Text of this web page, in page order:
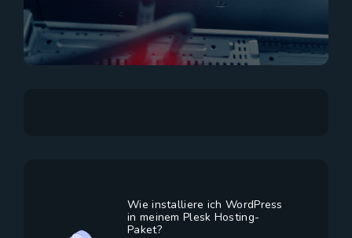
Wie installiere ich WordPress
in meinem Plesk Hosting-
Paket?